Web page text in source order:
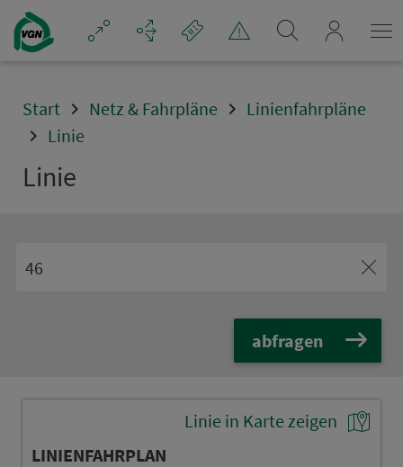
Navigation überspringen
Start Netz & Fahrpläne
Linienfahrpläne
Linie
Linie
abfragen
Linie in Karte zeigen
LINIENFAHRPLAN